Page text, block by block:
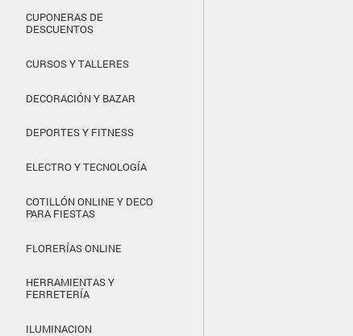
CUPONERAS DE
DESCUENTOS
CURSOS Y TALLERES
DECORACIÓN Y BAZAR
DEPORTES Y FITNESS
ELECTRO Y TECNOLOGÍA
COTILLÓN ONLINE Y DECO
PARA FIESTAS
FLORERÍAS ONLINE
HERRAMIENTAS Y
FERRETERÍA
ILUMINACION